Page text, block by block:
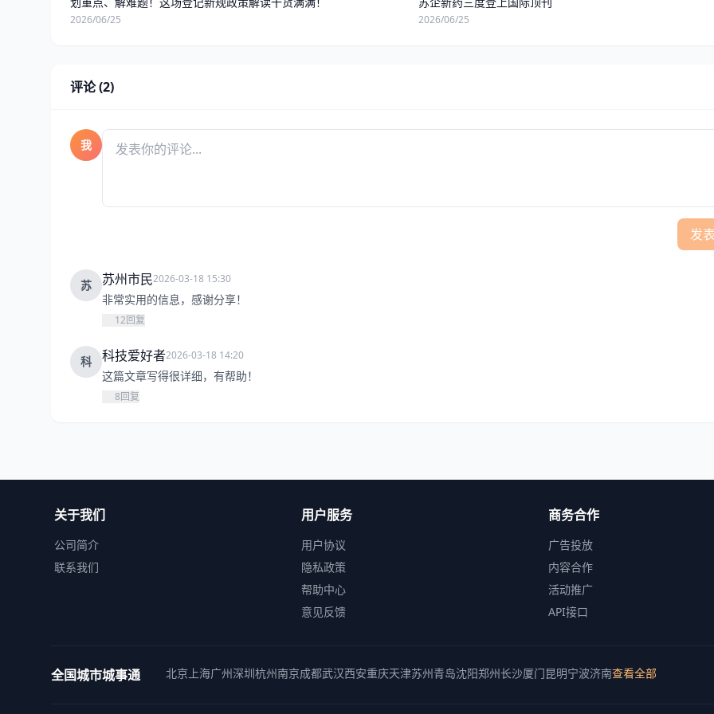
2026/06/25 2026/06/25
评论 (2)
我
发
苏 苏州市民2026-03-18 15:30
非常实用的信息，感谢分享！
12回复
科 科技爱好者2026-03-18 14:20
这篇文章写得很详细，有帮助！
8回复
关于我们
公司简介
联系我们
用户服务
用户协议
隐私政策
帮助中心
意见反馈
商务合作
广告投放
内容合作
活动推广
API接口
全国城市城事通 北京 上海广州深圳杭州南京成都武汉西安重庆天津苏州青岛沈阳郑州长沙厦门昆明宁波济南查看全部